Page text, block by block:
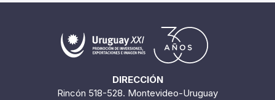
DIRECCIÓN
Rincón 518-528. Montevideo-Uruguay